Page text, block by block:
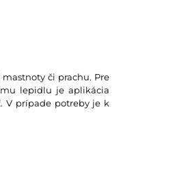
či prachu. Pre
lepidlu je aplikácia
V prípade potreby je k